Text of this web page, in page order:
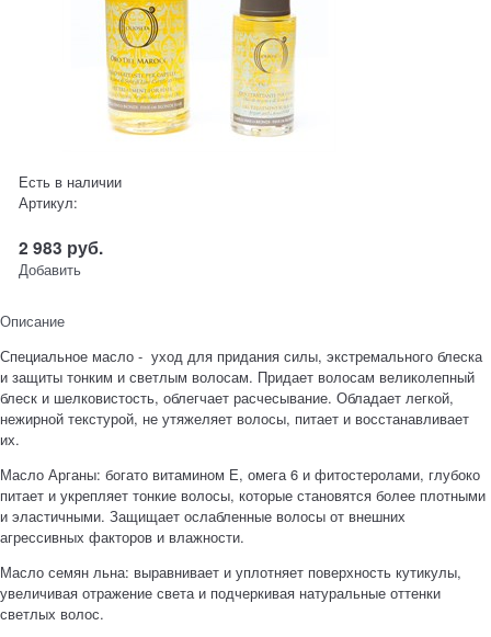
Есть в наличии
Артикул:
2 983 руб.
Добавить
Описание
Специальное масло - уход для придания силы, экстремального блеска
и защиты тонким и светлым волосам. Придает волосам великолепный
блеск и шелковистость, облегчает расчесывание. Обладает легкой,
нежирной текстурой, не утяжеляет волосы, питает и восстанавливает
их.
Масло Арганы: богато витамином Е, омега 6 и фитостеролами, глубоко
питает и укрепляет тонкие волосы, которые становятся более плотными
и эластичными. Защищает ослабленные волосы от внешних
агрессивных факторов и влажности.
Масло семян льна: выравнивает и уплотняет поверхность кутикулы,
увеличивая отражение света и подчеркивая натуральные оттенки
светлых волос.